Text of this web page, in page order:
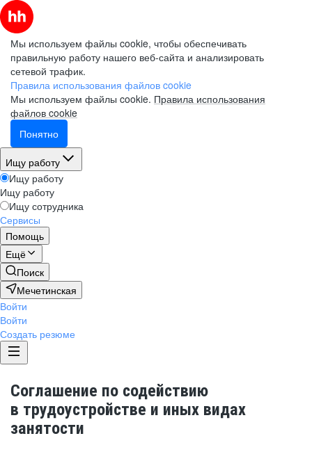
Мы используем файлы cookie, чтобы обеспечивать
правильную работу нашего веб-сайта и анализировать
сетевой трафик.
Правила использования файлов cookie
Мы используем файлы cookie. Правила использования
файлов cookie
Понятно
Ищу работу
Ищу работу
Ищу работу
Ищу сотрудника
Сервисы
Помощь
Ещё
Поиск
Мечетинская
Войти
Войти
Создать резюме
Соглашение по содействию
в трудоустройстве и иных видах
занятости